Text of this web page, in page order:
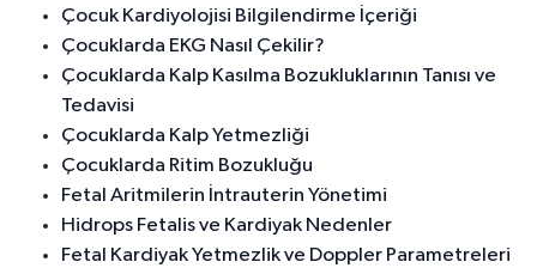
Çocuk Kardiyolojisi Bilgilendirme İçeriği
Çocuklarda EKG Nasıl Çekilir?
Çocuklarda Kalp Kasılma Bozukluklarının Tanısı ve
Tedavisi
Çocuklarda Kalp Yetmezliği
Çocuklarda Ritim Bozukluğu
Fetal Aritmilerin İntrauterin Yönetimi
Hidrops Fetalis ve Kardiyak Nedenler
Fetal Kardiyak Yetmezlik ve Doppler Parametreleri